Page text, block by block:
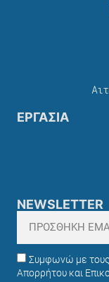
ΕΡΓΑΣΙΑ
NEWSLETTER
Συμφωνώ με
Απορρήτου και